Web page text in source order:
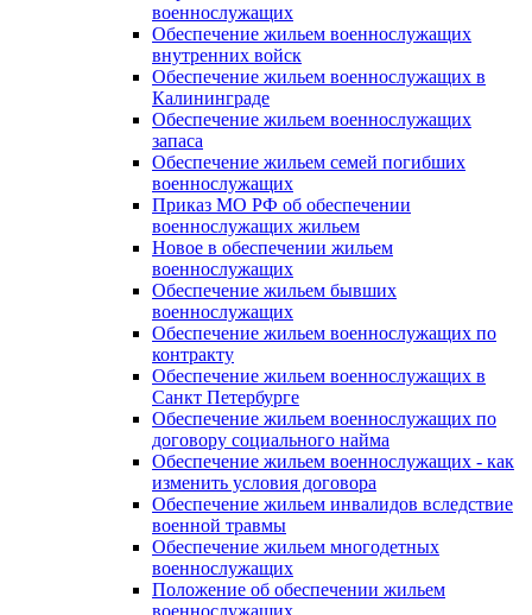
военнослужащих
Обеспечение жильем военнослужащих
внутренних войск
Обеспечение жильем военнослужащих в
Калининграде
Обеспечение жильем военнослужащих
запаса
Обеспечение жильем семей погибших
военнослужащих
Приказ МО РФ об обеспечении
военнослужащих жильем
Новое в обеспечении жильем
военнослужащих
Обеспечение жильем бывших
военнослужащих
Обеспечение жильем военнослужащих по
контракту
Обеспечение жильем военнослужащих в
Санкт Петербурге
Обеспечение жильем военнослужащих по
договору социального найма
Обеспечение жильем военнослужащих - как
изменить условия договора
Обеспечение жильем инвалидов вследствие
военной травмы
Обеспечение жильем многодетных
военнослужащих
Положение об обеспечении жильем
военнослужащих